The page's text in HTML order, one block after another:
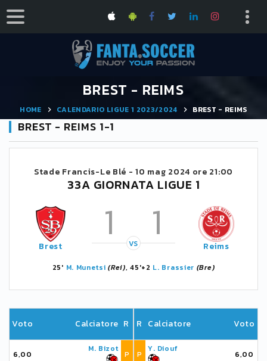
BREST - REIMS
HOME CALENDARIO LIGUE 1 2023/2024 BREST - REIMS
BREST - REIMS 1-1
Stade Francis-Le Blé -10 mag 2024 ore 21:00
33A GIORNATA LIGUE 1
Brest 1 1
VS Reims
25' M. Munetsi (Rei), 45'+2 L. Brassier (Bre)
Voto Calciatore R
6,00
M. Bizot
P
R Calciatore Voto
P
Y. Diouf
6,00